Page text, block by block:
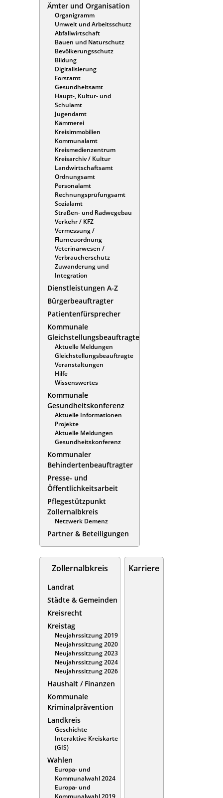
Ämter und Organisation
Organigramm
Umwelt und Arbeitsschutz
Abfallwirtschaft
Bauen und Naturschutz
Bevölkerungsschutz
Bildung
Digitalisierung
Forstamt
Gesundheitsamt
Haupt-, Kultur- und
Schulamt
Jugendamt
Kämmerei
Kreisimmobilien
Kommunalamt
Kreismedienzentrum
Kreisarchiv / Kultur
Landwirtschaftsamt
Ordnungsamt
Personalamt
Rechnungsprüfungsamt
Sozialamt
Straßen- und Radwegebau
Verkehr / KFZ
Vermessung /
Flurneuordnung
Veterinärwesen /
Verbraucherschutz
Zuwanderung und
Integration
Dienstleistungen A-Z
Bürgerbeauftragter
Patientenfürsprecher
Kommunale
Gleichstellungsbeauftragte
Aktuelle Meldungen
Gleichstellungsbeauftragte
Veranstaltungen
Hilfe
Wissenswertes
Kommunale
Gesundheitskonferenz
Aktuelle Informationen
Projekte
Aktuelle Meldungen
Gesundheitskonferenz
Kommunaler
Behindertenbeauftragter
Presse- und
Öffentlichkeitsarbeit
Pflegestützpunkt
Zollernalbkreis
Netzwerk Demenz
Partner & Beteiligungen
Zollernalbkreis
Landrat
Städte & Gemeinden
Kreisrecht
Kreistag
Neujahrssitzung 2019
Neujahrssitzung 2020
Neujahrssitzung 2023
Neujahrssitzung 2024
Neujahrssitzung 2026
Haushalt / Finanzen
Kommunale
Kriminalprävention
Landkreis
Geschichte
Interaktive Kreiskarte
(GIS)
Wahlen
Europa- und
Kommunalwahl 2024
Europa- und
Kommunalwahl 2019
Karriere